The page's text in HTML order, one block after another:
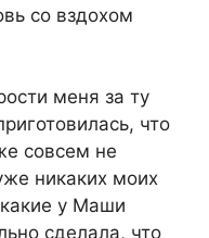
со вздохом
меня за ту
что
совсем не
никаких моих
у Маши
сделала, что